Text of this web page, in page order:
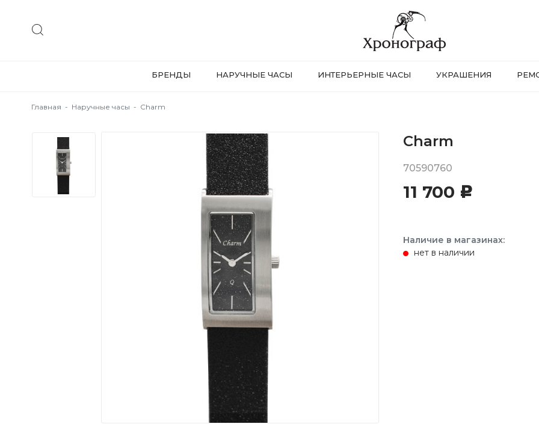
БРЕНДЫ НАРУЧНЫЕ ЧАСЫ ИНТЕРЬЕРНЫЕ ЧАСЫ УКРАШЕНИЯ
Главная - Наручные часы - Charm
Charm
70590760
11 700 c
Наличие в магазинах:
нет в наличии